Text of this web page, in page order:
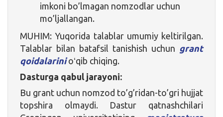
imkoni bo’lmagan nomzodlar uchun
mo’ljallangan.
MUHIM: Yuqorida talablar umumiy keltirilgan.
Talablar bilan batafsil tanishish uchun grant
qoidalarini oʻqib chiqing.
Dasturga qabul jarayoni:
Bu grant uchun nomzod to’g’ridan-to’gri hujjat
topshira olmaydi. Dastur qatnashchilari